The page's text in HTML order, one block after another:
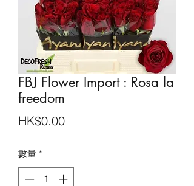
FBJ Flower Import : Rosa la
freedom
HK$0.00價
數量 *